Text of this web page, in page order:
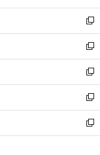
開
く
ウ
で
開
く
ン
ド
ウ
で
開
く
ウ
ィ
ン
ド
ウ
で
開
く
し
い
ウ
ィ
ン
ド
ウ
で
開
く
新
し
い
ウ
ィ
ン
ド
ウ
で
開
新
し
い
ウ
ィ
ン
ド
ウ
新
し
い
ウ
ィ
ン
新
し
い
ウ
新
し